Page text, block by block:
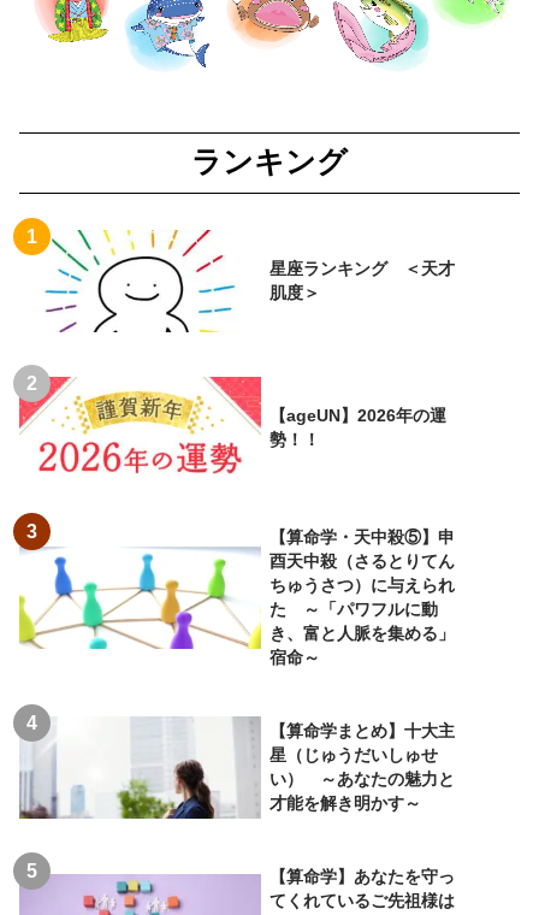
ランキング
星座ランキング ＜天才
肌度＞
【ageUN】2026年の運
勢！！
【算命学・天中殺⑤】申
酉天中殺（さるとりてん
ちゅうさつ）に与えられ
た ～「パワフルに動
き、富と人脈を集める」
宿命～
【算命学まとめ】十大主
星（じゅうだいしゅせ
い） ～あなたの魅力と
才能を解き明かす～
【算命学】あなたを守っ
てくれているご先祖様は